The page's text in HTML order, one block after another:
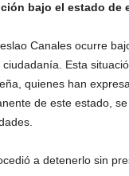
bajo el estado de
Canales ocurre
Esta
quienes han
de este estado,
a detenerlo sin